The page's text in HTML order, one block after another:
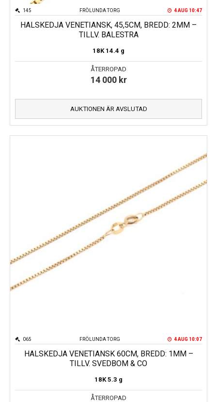
FRÖLUNDA TORG
145 4 AUG 10:47
HALSKEDJA VENETIANSK, 45,5CM, BREDD: 2MM –
TILLV. BALESTRA
18K 14.4 g
ÅTERROPAD
14 000 kr
AUKTIONEN ÄR AVSLUTAD
FRÖLUNDA TORG
065 4 AUG 10:07
HALSKEDJA VENETIANSK 60CM, BREDD: 1MM –
TILLV. SVEDBOM & CO
18K 5.3 g
ÅTERROPAD